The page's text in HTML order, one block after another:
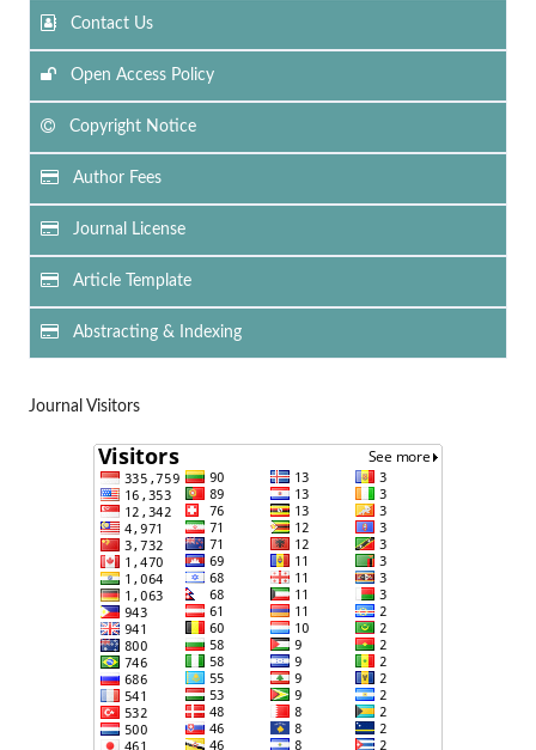
Contact Us
Open Access Policy
Copyright Notice
Author Fees
Journal License
Article Template
Abstracting & Indexing
Journal Visitors